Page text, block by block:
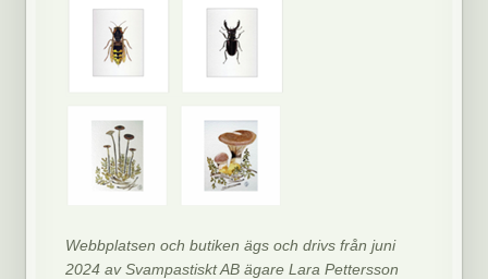
Webbplatsen och butiken ägs och drivs från juni
2024 av Svampastiskt AB ägare Lara Pettersson